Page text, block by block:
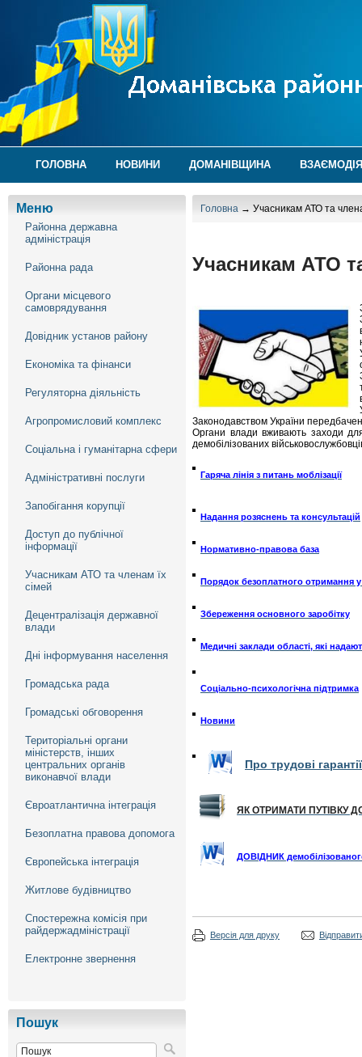
ГОЛОВНА НОВИНИ ДОМАНІВЩИНА
Меню
Районна державна
адміністрація
Районна рада
Органи місцевого
самоврядування
Довідник установ району
Економіка та фінанси
Регуляторна діяльність
Агропромисловий комплекс
Соціальна і гуманітарна сфери
Адміністративні послуги
Запобігання корупції
Доступ до публічної
інформації
Учасникам АТО та членам їх
сімей
Децентралізація державної
влади
Дні інформування населення
Громадська рада
Громадські обговорення
Територіальні органи
міністерств, інших
центральних органів
виконавчої влади
Євроатлантична інтеграція
Безоплатна правова допомога
Європейська інтеграція
Житлове будівництво
Спостережна комісія при
райдержадміністрації
Електронне звернення
Пошук
Головна → Учасникам АТО та
Учасникам АТО
Законодавством України
Органи влади вживають заходи для
демобілізованих
Гаряча лінія з питань моблізації
Надання розяснень та консультацій
Нормативно-правова база
Порядок безоплатного отримання
Збереження основного заробітку
Медичні заклади області, які
Соціально-психологічна підтримка
Новини
Про трудові
ЯК ОТРИМАТИ ПУТІВКУ
ДОВІДНИК
Версія для друку